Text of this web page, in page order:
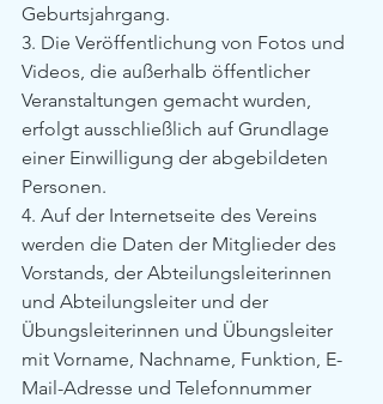
Geburtsjahrgang.
3. Die Veröffentlichung von Fotos und
Videos, die außerhalb öffentlicher
Veranstaltungen gemacht wurden,
erfolgt ausschließlich auf Grundlage
einer Einwilligung der abgebildeten
Personen.
4. Auf der Internetseite des Vereins
werden die Daten der Mitglieder des
Vorstands, der Abteilungsleiterinnen
und Abteilungsleiter und der
Übungsleiterinnen und Übungsleiter
mit Vorname, Nachname, Funktion, E-
Mail-Adresse und Telefonnummer